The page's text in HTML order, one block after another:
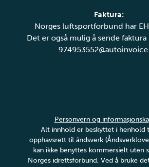
Faktura:
Norges luftsportforbund har
Det er også mulig å sende
Personvern og
Alt innhold er beskyttet i henhold
opphavsrett til åndsverk
kan ikke benyttes kommersielt uten
Norges idrettsforbund. Ved å bruke